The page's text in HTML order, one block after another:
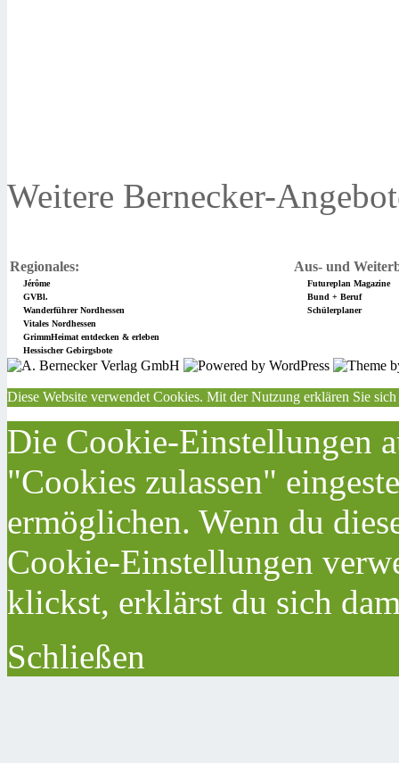
Weitere Bernecker-
Regionales: Aus- und
Jérôme
Futureplan Magazine
GVBl.
Bund + Beruf
Wanderführer Nordhessen
Schülerplaner
Vitales Nordhessen
GrimmHeimat entdecken & erleben
Hessischer Gebirgsbote
Diese Website verwendet Cookies. Mit der Nutzung erklären Sie
Die Cookie-Einstellungen
"Cookies zulassen"
ermöglichen. Wenn du
Cookie-Einstellungen
klickst, erklärst du sich
Schließen